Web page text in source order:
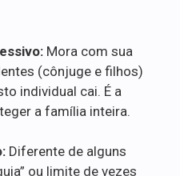
Mora com sua
(cônjuge e filhos)
individual cai. É a
a família inteira.
Diferente de alguns
ou limite de vezes